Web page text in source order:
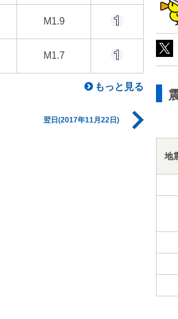
M1.9
M1.7
もっと見る
翌日(2017年11月22日)
地